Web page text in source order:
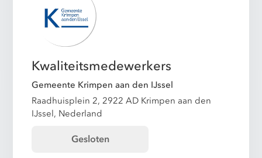
Kwaliteitsmedewerkers
Gemeente Krimpen aan den IJssel
Raadhuisplein 2, 2922 AD Krimpen aan den
IJssel, Nederland
Gesloten